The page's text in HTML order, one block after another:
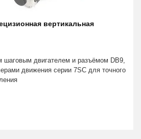
вертикальная
шаговым двигателем и разъёмом DB9,
движения серии 7SC для точного